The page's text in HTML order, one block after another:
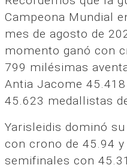
Campeona Mundial
mes de agosto de
momento ganó con
799 milésimas
Antia Jacome
45.623 medallistas
Yarisleidis dominó
con crono de 45.94
semifinales con